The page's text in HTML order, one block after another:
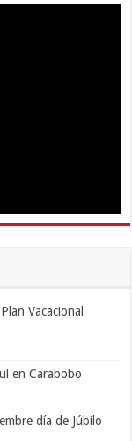
Vacacional
en Carabobo
día de Júbilo